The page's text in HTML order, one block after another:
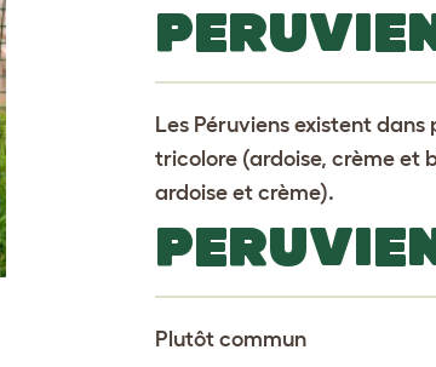
Les Péruviens existent
tricolore (ardoise, crème et
ardoise et crème).
Plutôt commun